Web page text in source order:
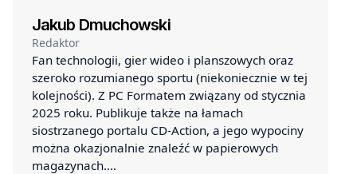
Jakub Dmuchowski
Redaktor
Fan technologii, gier wideo i planszowych oraz
szeroko rozumianego sportu (niekoniecznie w tej
kolejności). Z PC Formatem związany od stycznia
2025 roku. Publikuje także na łamach
siostrzanego portalu CD-Action, a jego wypociny
można okazjonalnie znaleźć w papierowych
magazynach.…